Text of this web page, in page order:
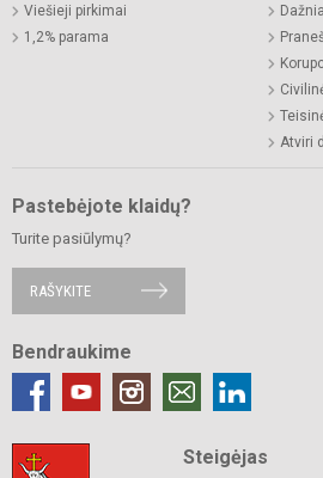
Viešieji pirkimai
1,2% parama
Atviri
Pastebėjote klaidų?
Turite pasiūlymų?
RAŠYKITE
Bendraukime
Steigėjas